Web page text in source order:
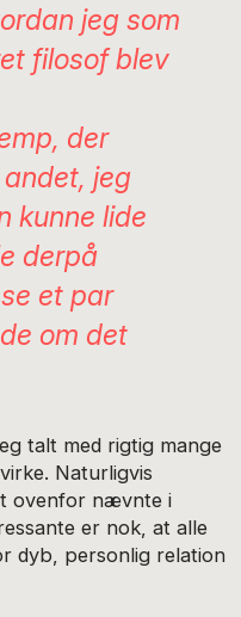
jeg som
filosof blev
der
jeg
kunne lide
derpå
et par
om det
talt med rigtig mange
Naturligvis
ovenfor nævnte i
er nok, at alle
dyb, personlig relation